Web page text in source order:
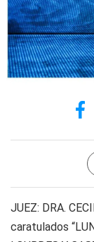
JUEZ: DRA.
caratulados